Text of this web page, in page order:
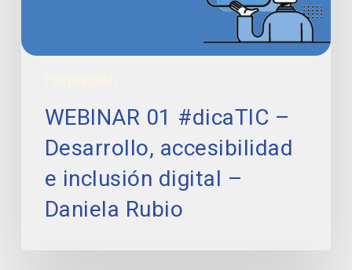
Daniela
WEBINAR 01 #dicaTIC​ –
Desarrollo, accesibilidad
e inclusión digital –
Daniela Rubio